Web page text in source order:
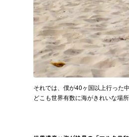
それでは、僕が40ヶ国以上行った
どこも世界有数に海がきれいな場